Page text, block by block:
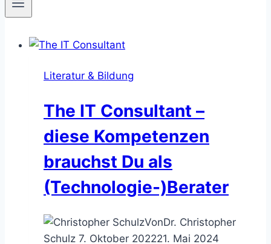
Literatur & Bildung
The IT Consultant –
diese Kompetenzen
brauchst Du als
(Technologie-)Berater
VonDr. Christopher
Schulz 7. Oktober 202221. Mai 2024